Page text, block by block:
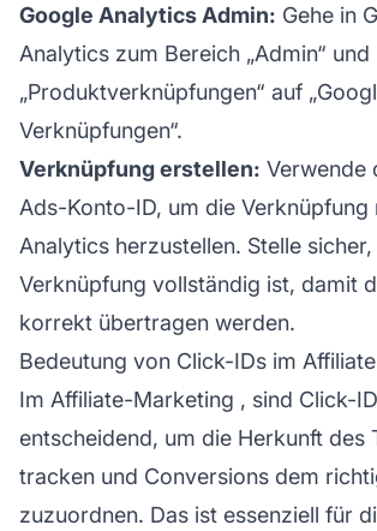
Google Analytics Admin: Gehe in
Analytics zum Bereich „Admin“
„Produktverknüpfungen“ auf
Verknüpfungen“.
Verknüpfung erstellen: Verwende
Ads-Konto-ID, um die Verknüpfung
Analytics herzustellen. Stelle
Verknüpfung vollständig ist, damit
korrekt übertragen werden.
Bedeutung von Click-IDs im
Im Affiliate-Marketing , sind Click-
entscheidend, um die Herkunft des
tracken und Conversions dem
zuzuordnen. Das ist essenziell für